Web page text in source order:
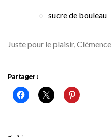
sucre de bouleau
Juste pour le plaisir, Clémence
Partager :